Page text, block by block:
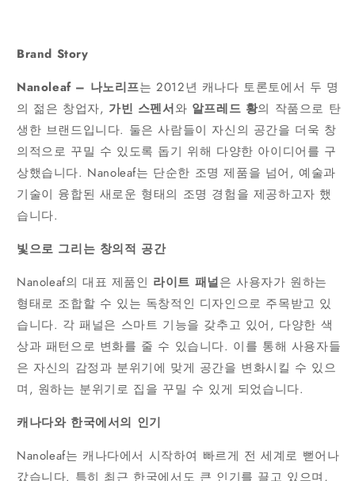
Brand Story
Nanoleaf – 나노리프는 2012년 캐나다 토론토에서 두 명
의 젊은 창업자, 가빈 스펜서와 알프레드 황의 작품으로 탄
생한 브랜드입니다. 둘은 사람들이 자신의 공간을 더욱 창
의적으로 꾸밀 수 있도록 돕기 위해 다양한 아이디어를 구
상했습니다. Nanoleaf는 단순한 조명 제품을 넘어, 예술과
기술이 융합된 새로운 형태의 조명 경험을 제공하고자 했
습니다.
빛으로 그리는 창의적 공간
Nanoleaf의 대표 제품인 라이트 패널은 사용자가 원하는
형태로 조합할 수 있는 독창적인 디자인으로 주목받고 있
습니다. 각 패널은 스마트 기능을 갖추고 있어, 다양한 색
상과 패턴으로 변화를 줄 수 있습니다. 이를 통해 사용자들
은 자신의 감정과 분위기에 맞게 공간을 변화시킬 수 있으
며, 원하는 분위기로 집을 꾸밀 수 있게 되었습니다.
캐나다와 한국에서의 인기
Nanoleaf는 캐나다에서 시작하여 빠르게 전 세계로 뻗어나
갔습니다. 특히 최근 한국에서도 큰 인기를 끌고 있으며,